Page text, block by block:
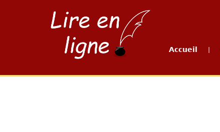
Accueil